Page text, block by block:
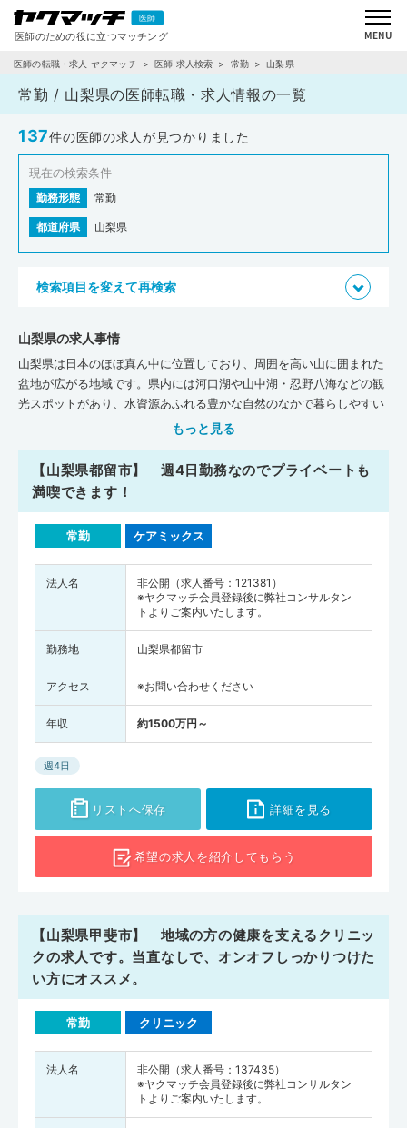
医師の転職・求人 ヤクマッチ 医師 求人検索 常勤 山梨県
常勤 / 山梨県の医師転職・求人情報の一覧
137件の医師の求人が見つかりました
現在の検索条件
勤務形態 常勤
都道府県 山梨県
検索項目を変えて再検索
山梨県の求人事情
山梨県は日本のほぼ真ん中に位置しており、周囲を高い山に囲まれた
盆地が広がる地域です。県内には河口湖や山中湖・忍野八海などの観
光スポットがあり、水資源あふれる豊かな自然のなかで暮らしやすい
エリアとなっています。山梨県はぶどうやもも・すももをはじめとす
できるのも楽しみのひとつです。また医学部のある「山梨大学」で
は、医学生が関連病院の小児科で保育ボランティアをおこなうなど、
教育・研究機関と地域の交流が盛んにおこなわれています。日本医師
会の『地域医療情報システム JMAP』によると、平成30年11月時点
で、山梨県には一般診療所が577軒、病院が61軒、歯科が464軒、在
宅療養支援診療所が66軒、在宅療養支援病院が9軒、介護施設が1,736
軒あります。全国平均施設数(人口10万人あたり)と比べてみると、山
梨県は一般診療所・歯科・在宅療養支援診療所・在宅療養支援病院の
数は山梨県が全国平均を上まわっています。病床数（人口10万人あた
は山梨県が全国平均を下まわっています。山梨県では「山梨大学医学
部附属病院」などの中核病院と医療機関の連携に力を入れていること
もあり、外部の医師とも積極的にコミュニケーションをはかりながら
働きやすいでしょう。また厚生労働省が調査・発表した『医師・歯科
医師・薬剤師統計の概況（平成30年）』によると、山梨県全体の医師
甲斐市で88人でした。山梨県の医師の人数を人口10万人あたりに換算
すると、県全体で230人（全国平均は246人）、甲府市で334人、甲
リテーション専門病院が点在しているのも特徴です。そのため、回復
もっと見る
【山梨県都留市】 週4日勤務なのでプライベートも
満喫できます！
常勤 ケアミックス
法人名
非公開（求人番号：121381）
※ヤクマッチ会員登録後に弊社コンサルタン
トよりご案内いたします。
勤務地 山梨県都留市
アクセス ※お問い合わせください
年収 約1500万円～
週4日
リストへ保存 詳細を見る
希望の求人を紹介してもらう
【山梨県甲斐市】 地域の方の健康を支えるクリニッ
クの求人です。当直なしで、オンオフしっかりつけた
い方にオススメ。
常勤 クリニック
法人名
非公開（求人番号：137435）
※ヤクマッチ会員登録後に弊社コンサルタン
トよりご案内いたします。